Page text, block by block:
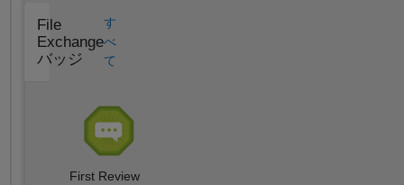
File
Exchange
バッジ
す
べ
て
First Review